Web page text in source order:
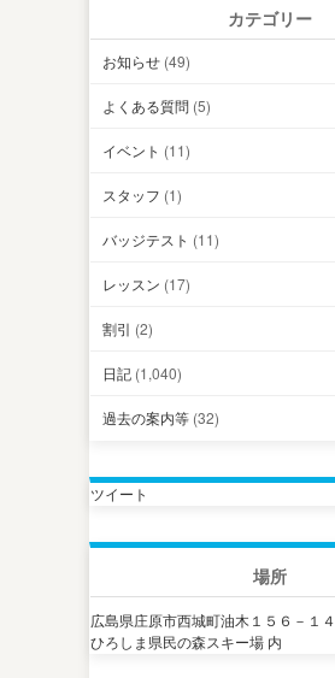
カテゴリー
お知らせ (49)
よくある質問 (5)
イベント (11)
スタッフ (1)
バッジテスト (11)
レッスン (17)
割引 (2)
日記 (1,040)
過去の案内等 (32)
ツイート
場所
広島県庄原市西城町油木１５６－１４
ひろしま県民の森スキー場 内